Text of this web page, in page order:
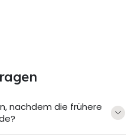
nachdem die frühere